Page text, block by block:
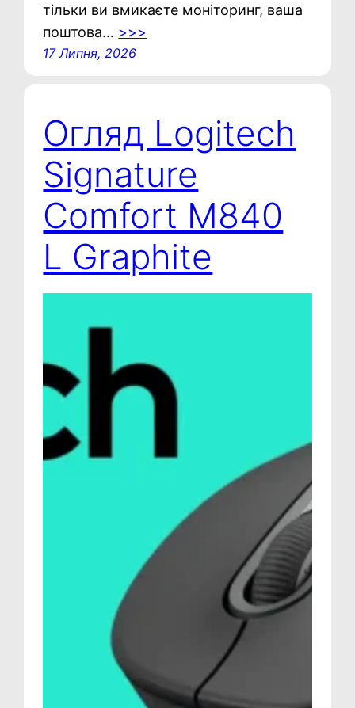
тільки ви вмикаєте моніторинг, ваша
поштова… >>>
17 Липня, 2026
Огляд Logitech
Signature
Comfort M840
L Graphite